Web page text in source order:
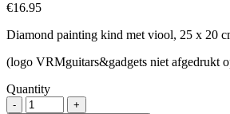
€16.95
Diamond painting kind met viool, 25 x 20
(logo VRMguitars&gadgets niet afgedrukt
Quantity